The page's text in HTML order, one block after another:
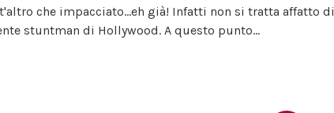
che impacciato...eh già! Infatti non si tratta affatto di
stuntman di Hollywood. A questo punto...